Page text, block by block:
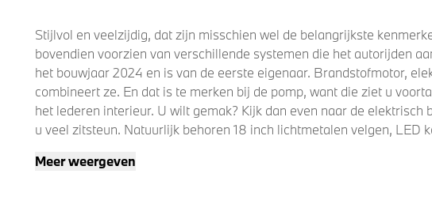
Stijlvol en veelzijdig, dat zijn misschien wel de belangrijkste
bovendien voorzien van verschillende systemen die het autorijden
het bouwjaar 2024 en is van de eerste eigenaar. Brandstofmotor,
combineert ze. En dat is te merken bij de pomp, want die ziet u
het lederen interieur. U wilt gemak? Kijk dan even naar de
u veel zitsteun. Natuurlijk behoren 18 inch lichtmetalen velgen, LED
Meer weergeven